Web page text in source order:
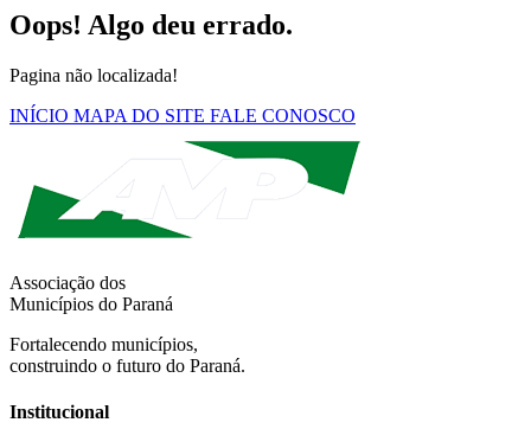
Oops! Algo deu errado.
Pagina não localizada!
INÍCIO MAPA DO SITE FALE CONOSCO
Associação dos
Municípios do Paraná
Fortalecendo municípios,
construindo o futuro do Paraná.
Institucional